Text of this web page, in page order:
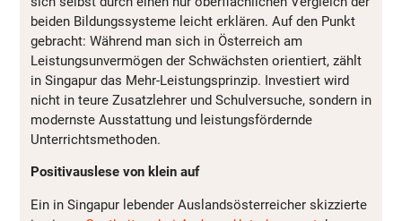
beiden Bildungssysteme leicht erklären. Auf den Punkt
gebracht: Während man sich in Österreich am
Leistungsunvermögen der Schwächsten orientiert, zählt
in Singapur das Mehr-Leistungsprinzip. Investiert wird
nicht in teure Zusatzlehrer und Schulversuche, sondern in
modernste Ausstattung und leistungsfördernde
Unterrichtsmethoden.
Positivauslese von klein auf
Ein in Singapur lebender Auslandsösterreicher skizzierte